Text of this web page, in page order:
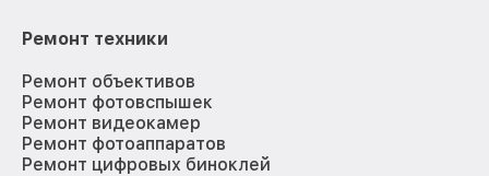
Ремонт техники
Ремонт объективов
Ремонт фотовспышек
Ремонт видеокамер
Ремонт фотоаппаратов
Ремонт цифровых биноклей